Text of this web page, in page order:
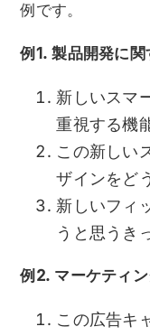
例です。
例1. 製品開発に関
新しいスマ
重視する機
この新しい
ザインをど
新しいフィ
うと思うき
例2. マーケティ
この広告キ